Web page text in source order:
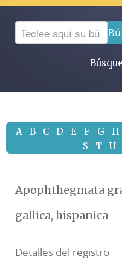
A B C D E F G H
S
T U
Apophthegmata
gallica, hispanica
Detalles del registro